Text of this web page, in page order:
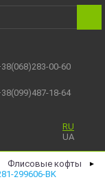
00-60
18-64
RU
UA
Флисовые кофты ►
299606-BK